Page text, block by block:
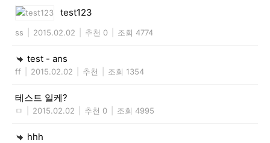
test123
ss 2015.02.02 추천 0 조회 4774
test - ans
ff 2015.02.02 추천 조회 1354
테스트 일케?
ㅁ 2015.02.02 추천 0 조회 4995
hhh